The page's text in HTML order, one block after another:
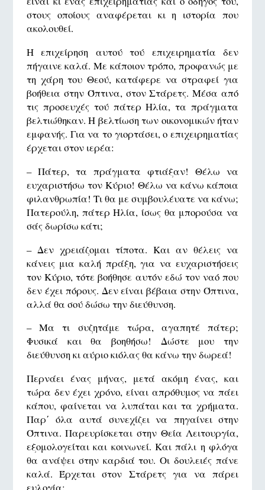
στους οποίους αναφέρεται κι η ιστορία που
ακολουθεί.
Η επιχείρηση αυτού τού επιχειρηματία δεν
πήγαινε καλά. Με κάποιον τρόπο, προφανώς με
τη χάρη του Θεού, κατάφερε να στραφεί για
βοήθεια στην Όπτινα, στον Στάρετς. Μέσα από
τις προσευχές τού πάτερ Ηλία, τα πράγματα
βελτιώθηκαν. Η βελτίωση των οικονομικών ήταν
εμφανής. Για να το γιορτάσει, ο επιχειρηματίας
έρχεται στον ιερέα:
– Πάτερ, τα πράγματα φτιάξαν! Θέλω να
ευχαριστήσω τον Κύριο! Θέλω να κάνω κάποια
φιλανθρωπία! Τι θα με συμβουλέυατε να κάνω;
Πατερούλη, πάτερ Ηλία, ίσως θα μπορούσα να
σάς δωρίσω κάτι;
– Δεν χρειάζομαι τίποτα. Και αν θέλεις να
κάνεις μια καλή πράξη, για να ευχαριστήσεις
τον Κύριο, τότε βοήθησε αυτόν εδώ τον ναό που
δεν έχει πόρους. Δεν είναι βέβαια στην Όπτινα,
αλλά θα σού δώσω την διεύθυνση.
– Μα τι συζητάμε τώρα, αγαπητέ πάτερ;
Φυσικά και θα βοηθήσω! Δώστε μου την
διεύθυνση κι αύριο κιόλας θα κάνω την δωρεά!
Περνάει ένας μήνας, μετά ακόμη ένας, και
τώρα δεν έχει χρόνο, είναι απρόθυμος να πάει
κάπου, φαίνεται να λυπάται και τα χρήματα.
Παρ΄ όλα αυτά συνεχίζει να πηγαίνει στην
Όπτινα. Παρευρίσκεται στην Θεία Λειτουργία,
εξομολογείται και κοινωνεί. Και πάλι η φλόγα
θα ανάψει στην καρδιά του. Οι δουλειές πάνε
καλά. Έρχεται στον Στάρετς για να πάρει